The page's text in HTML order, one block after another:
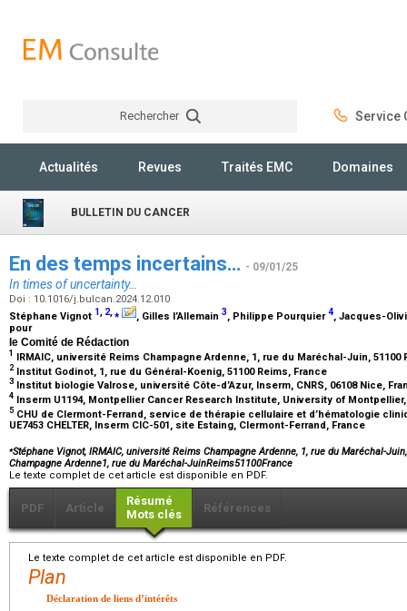
Rechercher Service
Actualités Revues Traités EMC Domaines
BULLETIN DU CANCER
En des temps incertains… - 09/01/25
In times of uncertainty…
Doi : 10.1016/j.bulcan.2024.12.010
Stéphane Vignot 1, 2,⁎ , Gilles l’Allemain 3, Philippe Pourquier4, Jacques-
pour
le Comité de Rédaction
1 IRMAIC, université Reims Champagne Ardenne, 1, rue du Maréchal-Juin, 51100
2 Institut Godinot, 1, rue du Général-Koenig, 51100 Reims, France
3 Institut biologie Valrose, université Côte-d’Azur, Inserm, CNRS, 06108 Nice,
4 Inserm U1194, Montpellier Cancer Research Institute, University of
5 CHU de Clermont-Ferrand, service de thérapie cellulaire et d’hématologie
UE7453 CHELTER, Inserm CIC-501, site Estaing, Clermont-Ferrand, France
⁎Stéphane Vignot, IRMAIC, université Reims Champagne Ardenne, 1, rue du Maréchal-
Champagne Ardenne1, rue du Maréchal-JuinReims51100France
Le texte complet de cet article est disponible en PDF.
PDF Article
Résumé
Mots clés
Références
Le texte complet de cet article est disponible en PDF.
Plan
Déclaration de liens d’intérêts